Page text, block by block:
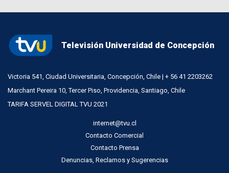
Televisión Universidad de Concepción
Victoria 541, Ciudad Universitaria, Concepción, Chile | + 56 41 2203262
Marchant Pereira 10, Tercer Piso, Providencia, Santiago, Chile
TARIFA SERVEL DIGITAL TVU 2021
internet@tvu.cl
Contacto Comercial
Contacto Prensa
Denuncias, Reclamos y Sugerencias